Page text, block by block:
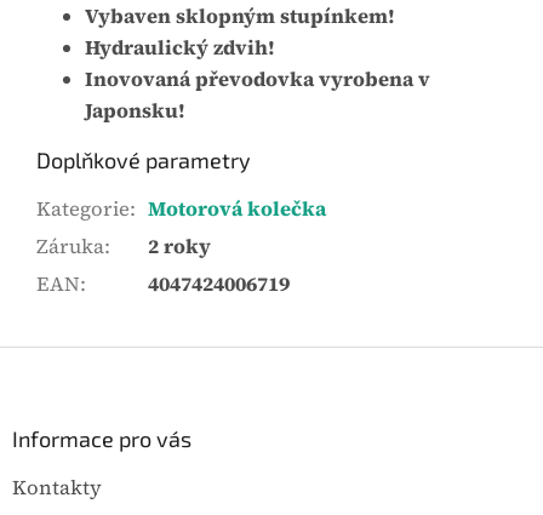
Vybaven sklopným stupínkem!
Hydraulický zdvih!
Inovovaná převodovka vyrobena v
Japonsku!
Doplňkové parametry
Kategorie: Motorová kolečka
Záruka:
2 roky
EAN: 4047424006719
Informace pro vás
Kontakty